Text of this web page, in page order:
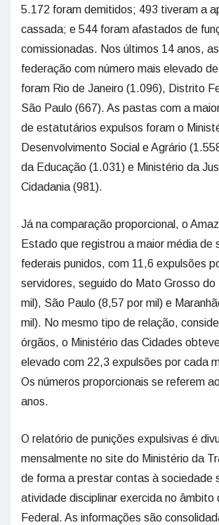
5.172 foram demitidos; 493 tiveram a
cassada; e 544 foram afastados de
comissionadas. Nos últimos 14 anos,
federação com número mais elevado
foram Rio de Janeiro (1.096), Distrito
São Paulo (667). As pastas com a
de estatutários expulsos foram o
Desenvolvimento Social e Agrário
da Educação (1.031) e Ministério da
Cidadania (981).
Já na comparação proporcional, o
Estado que registrou a maior média de
federais punidos, com 11,6 expulsões
servidores, seguido do Mato Grosso do
mil), São Paulo (8,57 por mil) e
mil). No mesmo tipo de relação,
órgãos, o Ministério das Cidades
elevado com 22,3 expulsões por cada
Os números proporcionais se referem
anos.
O relatório de punições expulsivas é
mensalmente no site do Ministério da
de forma a prestar contas à sociedade
atividade disciplinar exercida no âmbito
Federal. As informações são